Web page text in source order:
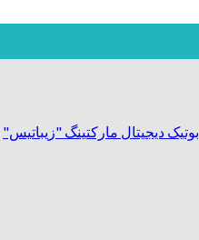
بوتیک دیجیتال مارکتینگ "زیباتیس"